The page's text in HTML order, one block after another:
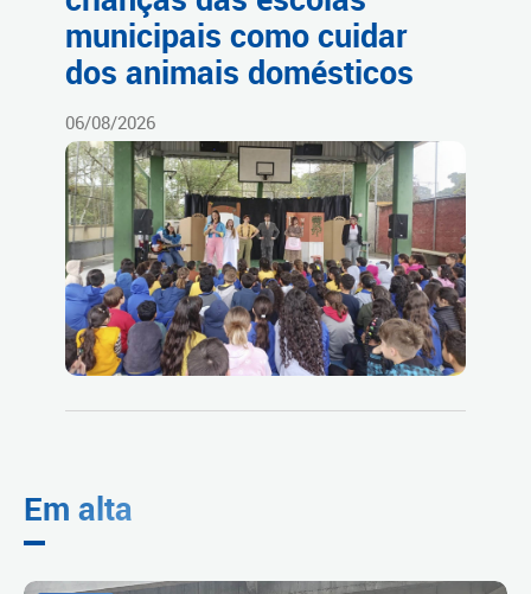
municipais como cuidar
dos animais domésticos
06/08/2026
Em alta